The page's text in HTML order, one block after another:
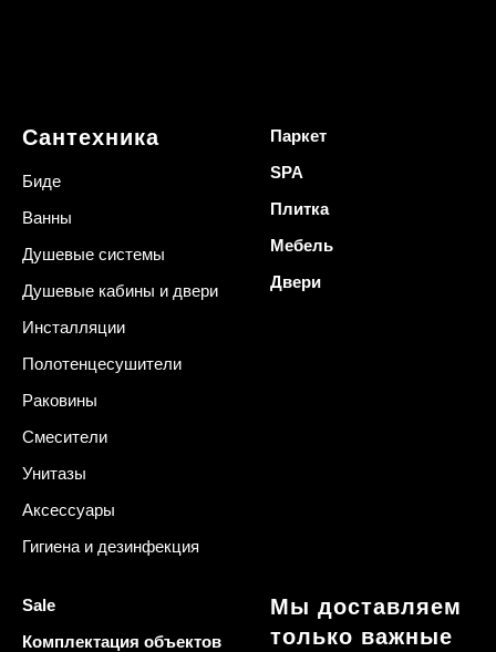
Сантехника
Биде
Ванны
Душевые системы
Душевые кабины и двери
Инсталляции
Полотенцесушители
Раковины
Смесители
Унитазы
Аксессуары
Гигиена и дезинфекция
Паркет
SPA
Плитка
Мебель
Двери
Sale
Комплектация объектов
Мы доставляем
только важные